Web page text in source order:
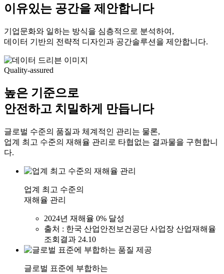
이유있는 공간을 제안합니다
기업문화와 일하는 방식을 심층적으로 분석하여,
데이터 기반의 전략적 디자인과 공간솔루션을 제안합니다.
Quality-assured
높은 기준으로
안전하고 치밀하게 만듭니다
글로벌 수준의 품질과 체계적인 관리는 물론,
업계 최고 수준의 재해율 관리로 타협없는 결과물을 구현합니
다.
업계 최고 수준의
재해율 관리
2024년 재해율 0% 달성
출처 : 한국 산업안전보건공단 사업장 산업재해율
조회결과 24.10
글로벌 표준에 부합하는